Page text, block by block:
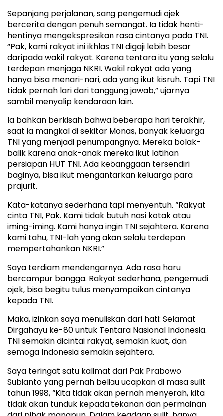
Sepanjang perjalanan, sang pengemudi ojek
bercerita dengan penuh semangat. Ia tidak henti-
hentinya mengekspresikan rasa cintanya pada TNI.
“Pak, kami rakyat ini ikhlas TNI digaji lebih besar
daripada wakil rakyat. Karena tentara itu yang selalu
terdepan menjaga NKRI. Wakil rakyat ada yang
hanya bisa menari-nari, ada yang ikut kisruh. Tapi TNI
tidak pernah lari dari tanggung jawab,” ujarnya
sambil menyalip kendaraan lain.
Ia bahkan berkisah bahwa beberapa hari terakhir,
saat ia mangkal di sekitar Monas, banyak keluarga
TNI yang menjadi penumpangnya. Mereka bolak-
balik karena anak-anak mereka ikut latihan
persiapan HUT TNI. Ada kebanggaan tersendiri
baginya, bisa ikut mengantarkan keluarga para
prajurit.
Kata-katanya sederhana tapi menyentuh. “Rakyat
cinta TNI, Pak. Kami tidak butuh nasi kotak atau
iming-iming. Kami hanya ingin TNI sejahtera. Karena
kami tahu, TNI-lah yang akan selalu terdepan
mempertahankan NKRI.”
Saya terdiam mendengarnya. Ada rasa haru
bercampur bangga. Rakyat sederhana, pengemudi
ojek, bisa begitu tulus menyampaikan cintanya
kepada TNI.
Maka, izinkan saya menuliskan dari hati: Selamat
Dirgahayu ke-80 untuk Tentara Nasional Indonesia.
TNI semakin dicintai rakyat, semakin kuat, dan
semoga Indonesia semakin sejahtera.
Saya teringat satu kalimat dari Pak Prabowo
Subianto yang pernah beliau ucapkan di masa sulit
tahun 1998, “Kita tidak akan pernah menyerah, kita
tidak akan tunduk kepada tekanan dan permainan